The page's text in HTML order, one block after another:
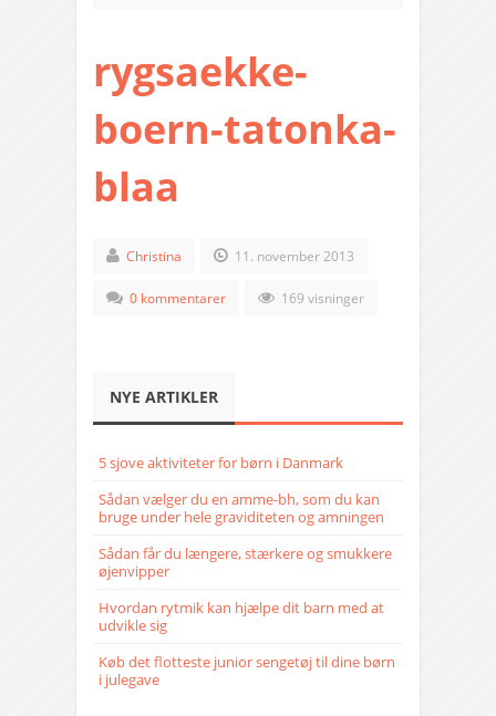
rygsaekke-
boern-tatonka-
blaa
Christina 11. november 2013
0 kommentarer 169 visninger
NYE ARTIKLER
5 sjove aktiviteter for børn i Danmark
Sådan vælger du en amme-bh, som du kan
bruge under hele graviditeten og amningen
Sådan får du længere, stærkere og smukkere
øjenvipper
Hvordan rytmik kan hjælpe dit barn med at
udvikle sig
Køb det flotteste junior sengetøj til dine børn
i julegave